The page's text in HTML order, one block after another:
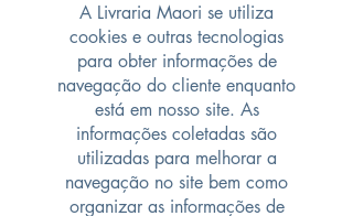
A Livraria Maori se utiliza
cookies e outras tecnologias
para obter informações de
navegação do cliente enquanto
está em nosso site. As
informações coletadas são
utilizadas para melhorar a
navegação no site bem como
organizar as informações de